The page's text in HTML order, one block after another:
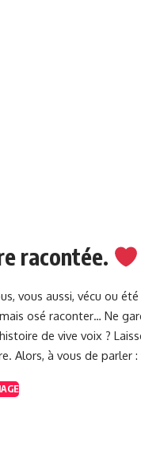
racontée.
vous aussi, vécu ou
osé raconter… Ne
de vive voix ?
Alors, à vous de